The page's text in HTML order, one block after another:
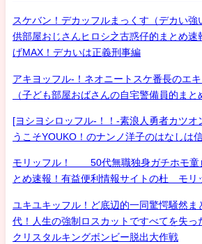
スケバン！デカッフルまっくす（デカい強
供部屋おじさんヒロシ之古惑仔的まとめ速
げMAX！デカいは正義刑事編
アキヨッフル-！ネオニートスケ番長のエ
（子ども部屋おばさんの自宅警備員的まと
[ヨシヨシロッフル-！！-素浪人勇者カツオ
うこそYOUKO！のナンノ洋子のはなしは
モリッフル！ 50代無職独身ガチホモ童
とめ速報！有益便利情報サイトの杜 モリ
ユキユキッフル！ど底辺的一同驚愕騒然ま
代！人生の強制ロスカットですべてを失っ
クリスタルキングボンビー脱出大作戦